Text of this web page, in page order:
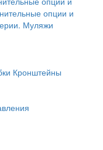
опции и
Муляжи
Кронштейны